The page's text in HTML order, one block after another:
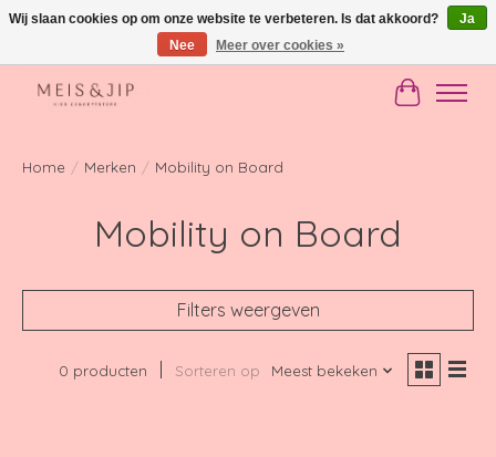
Gratis verzending in NL vanaf €150
Home / Merken / Mobility on Board
Mobility on Board
Filters weergeven
0 producten Sorteren op Meest bekeken
Wij slaan cookies op om onze website te verbeteren. Is dat akkoord?
Ja
Nee
Meer over cookies »